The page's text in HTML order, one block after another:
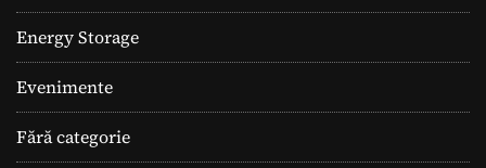
Energy Storage
Evenimente
Fără categorie